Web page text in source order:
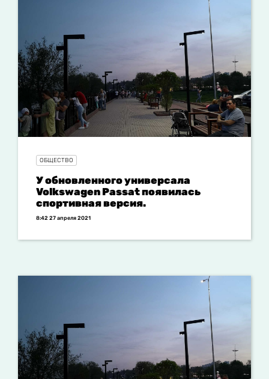
ОБЩЕСТВО
У обновленного универсала
Volkswagen Passat появилась
спортивная версия.
8:42 27 апреля 2021